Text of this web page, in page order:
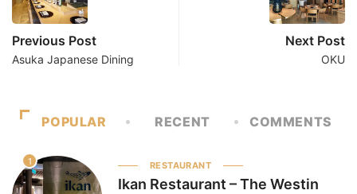
Previous Post
Asuka Japanese Dining
Next Post
OKU
POPULAR RECENT COMMENTS
1 RESTAURANT
Ikan Restaurant – The Westin